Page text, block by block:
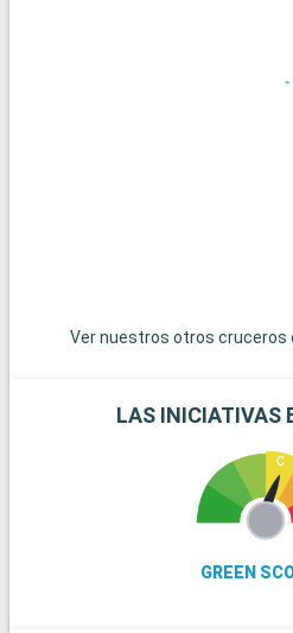
espectaculares. Las islas de las
Ver nuestros otros cruceros
LAS INICIATIVAS
GREEN